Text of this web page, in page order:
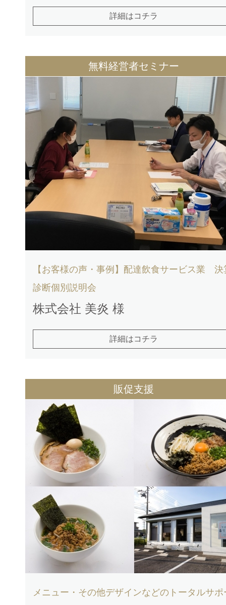
詳細はコチラ
無料経営者セミナー
【お客様の声・事例】配達飲食サービス業 決
診断個別説明会
株式会社 美炎 様
詳細はコチラ
販促支援
メニュー・その他デザインなどのトータルサポ